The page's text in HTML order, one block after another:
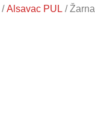
/Alsavac PUL / Žarna